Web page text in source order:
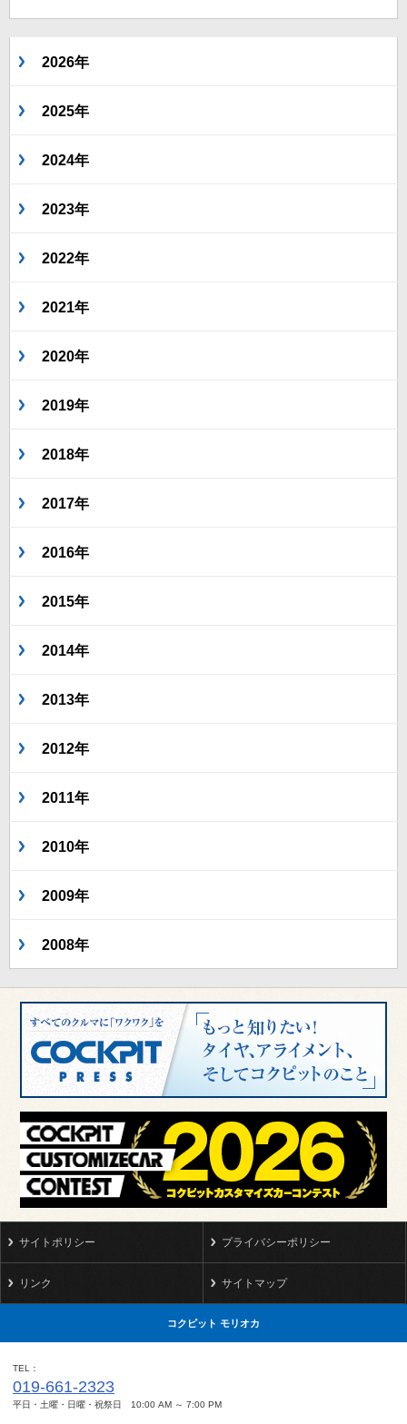
2026年
2025年
2024年
2023年
2022年
2021年
2020年
2019年
2018年
2017年
2016年
2015年
2014年
2013年
2012年
2011年
2010年
2009年
2008年
サイトポリシー プライバシーポリシー
リンク サイトマップ
コクピット モリオカ
TEL
019-661-2323
平日・土曜・日曜・祝祭日 10:00 AM ～ 7:00 PM